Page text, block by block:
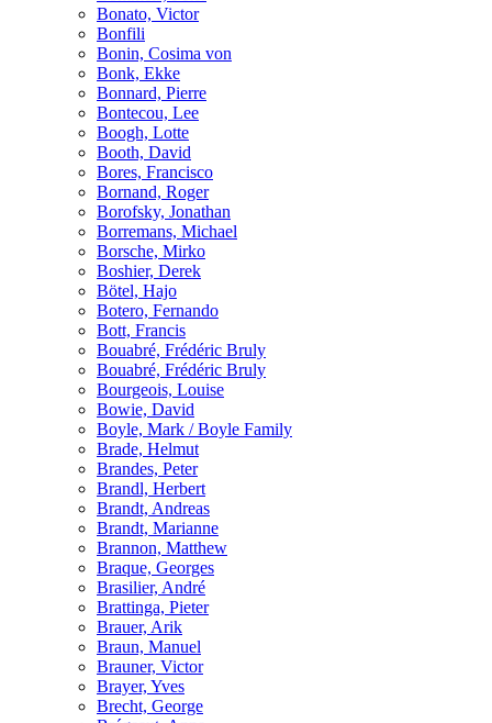
Bonato, Victor
Bonfili
Bonin, Cosima von
Bonk, Ekke
Bonnard, Pierre
Bontecou, Lee
Boogh, Lotte
Booth, David
Bores, Francisco
Bornand, Roger
Borofsky, Jonathan
Borremans, Michael
Borsche, Mirko
Boshier, Derek
Bötel, Hajo
Botero, Fernando
Bott, Francis
Bouabré, Frédéric Bruly
Bouabré, Frédéric Bruly
Bourgeois, Louise
Bowie, David
Boyle, Mark / Boyle Family
Brade, Helmut
Brandes, Peter
Brandl, Herbert
Brandt, Andreas
Brandt, Marianne
Brannon, Matthew
Braque, Georges
Brasilier, André
Brattinga, Pieter
Brauer, Arik
Braun, Manuel
Brauner, Victor
Brayer, Yves
Brecht, George